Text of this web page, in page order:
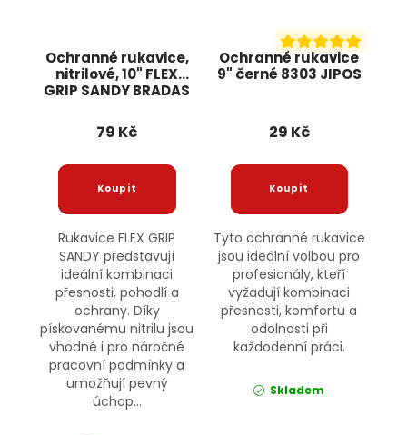
Ochranné rukavice,
nitrilové, 10" FLEX
GRIP SANDY BRADAS
79 Kč
Rukavice FLEX GRIP
SANDY představují
ideální kombinaci
přesnosti, pohodlí a
ochrany. Díky
pískovanému nitrilu jsou
vhodné i pro náročné
pracovní podmínky a
umožňují pevný
úchop...
Ochranné rukavice
9" černé 8303 JIPOS
29 Kč
Tyto ochranné rukavice
jsou ideální volbou pro
profesionály, kteří
vyžadují kombinaci
přesnosti, komfortu a
odolnosti při
každodenní práci.
Skladem